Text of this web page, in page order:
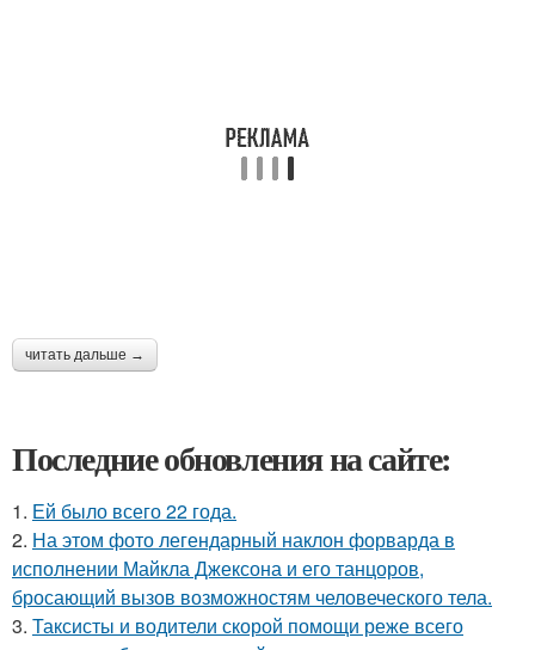
читать дальше →
Последние обновления на сайте:
1. Ей было всего 22 года.
2. На этом фото легендарный наклон форварда в
исполнении Майкла Джексона и его танцоров,
бросающий вызов возможностям человеческого тела.
3. Таксисты и водители скорой помощи реже всего